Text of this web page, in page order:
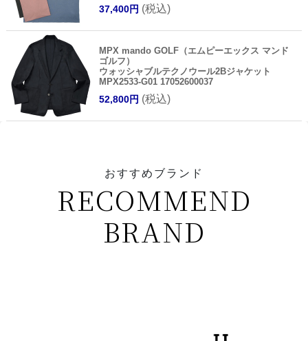
37,400円 (税込)
MPX mando GOLF（エムピーエックス マンド
ゴルフ）
ウォッシャブルテクノウール2Bジャケット
MPX2533-G01 17052600037
52,800円 (税込)
おすすめブランド
RECOMMEND
BRAND